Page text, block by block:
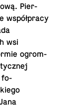
Pier­
współpracy
wsi
ogrom­
fo­